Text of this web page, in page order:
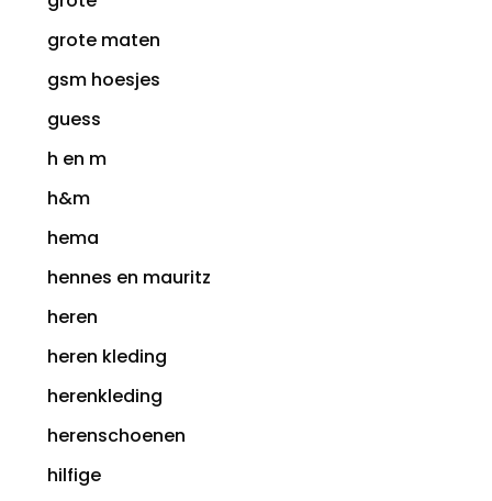
grote maten
gsm hoesjes
guess
h en m
h&m
hema
hennes en mauritz
heren
heren kleding
herenkleding
herenschoenen
hilfige